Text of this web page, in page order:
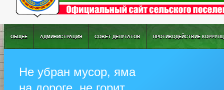
ОБЩЕЕ АДМИНИСТРАЦИЯ СОВЕТ ДЕПУТАТОВ ПРОТИВОДЕЙСТВИЕ
Не убран мусор, яма